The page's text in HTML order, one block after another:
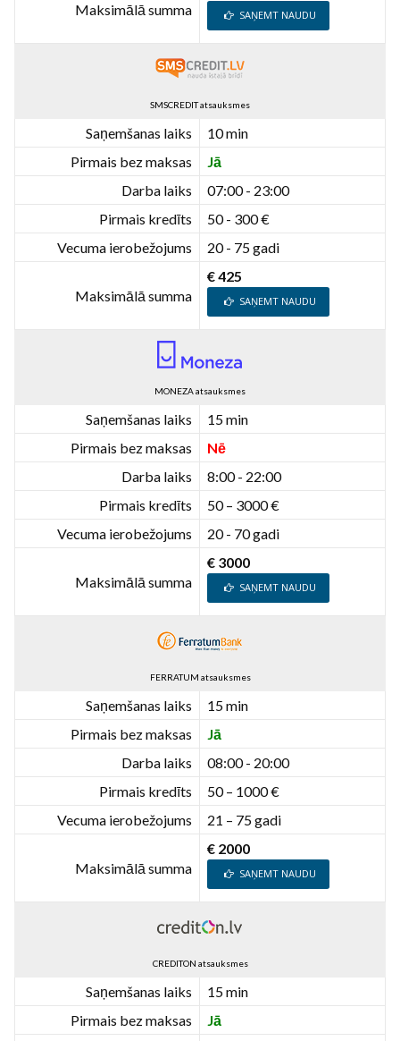
Maksimālā summa SAŅEMT NAUDU
SMSCREDIT atsauksmes
Saņemšanas laiks
10 min
Pirmais bez maksas
Jā
Darba laiks
07:00 - 23:00
Pirmais kredīts
50 - 300 €
Vecuma ierobežojums
20 - 75 gadi
Maksimālā summa
€ 425
SAŅEMT NAUDU
MONEZA atsauksmes
Saņemšanas laiks
15 min
Pirmais bez maksas
Nē
Darba laiks
8:00 - 22:00
Pirmais kredīts
50 – 3000 €
Vecuma ierobežojums
20 - 70 gadi
Maksimālā summa
€ 3000
SAŅEMT NAUDU
FERRATUM atsauksmes
Saņemšanas laiks
15 min
Pirmais bez maksas
Jā
Darba laiks
08:00 - 20:00
Pirmais kredīts
50 – 1000 €
Vecuma ierobežojums
21 – 75 gadi
Maksimālā summa
€ 2000
SAŅEMT NAUDU
CREDITON atsauksmes
Saņemšanas laiks
15 min
Pirmais bez maksas
Jā